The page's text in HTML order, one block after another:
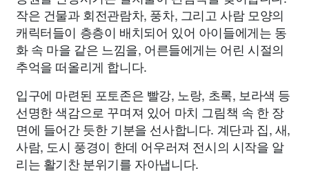
작은 건물과 회전관람차, 풍차, 그리고 사람 모양의
캐릭터들이 층층이 배치되어 있어 아이들에게는 동
화 속 마을 같은 느낌을, 어른들에게는 어린 시절의
추억을 떠올리게 합니다.
입구에 마련된 포토존은 빨강, 노랑, 초록, 보라색 등
선명한 색감으로 꾸며져 있어 마치 그림책 속 한 장
면에 들어간 듯한 기분을 선사합니다. 계단과 집, 새,
사람, 도시 풍경이 한데 어우러져 전시의 시작을 알
리는 활기찬 분위기를 자아냅니다.